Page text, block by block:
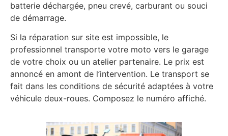
batterie déchargée, pneu crevé, carburant ou souci
de démarrage.
Si la réparation sur site est impossible, le
professionnel transporte votre moto vers le garage
de votre choix ou un atelier partenaire. Le prix est
annoncé en amont de l’intervention. Le transport se
fait dans les conditions de sécurité adaptées à votre
véhicule deux-roues. Composez le numéro affiché.